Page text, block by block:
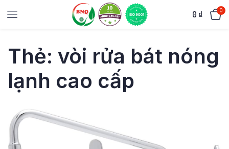
0 ₫ 0
Thẻ: vòi rửa bát nóng
lạnh cao cấp